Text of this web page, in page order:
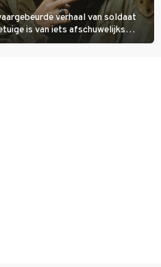
verhaal van soldaat
is van iets afschuwelijks
uit de school te klappen.